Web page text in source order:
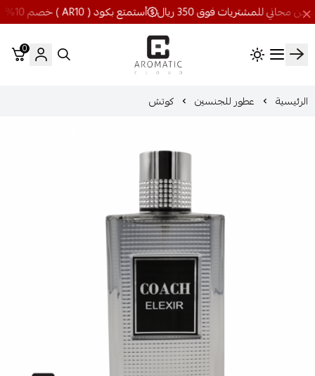
أستمتع بكود ( AR10 ) خصم 10% شحن مجاني للمشتريات فوق 350 ريال
اروماتيك كلاود
0
الرئيسية عطور للجنسين كوتش